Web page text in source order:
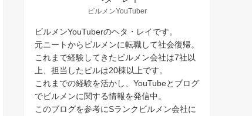
ビルメンYouTuber
ビルメンYouTuberのヘタ・レイです。
元ニートからビルメンに転職して社会復帰。
これまで経験してきたビルメン会社は7社以
上、担当したビルは20棟以上です。
これまでの経験を活かし、YouTubeとブログ
でビルメンに関する情報を発信中。
このブログを参考にSランクビルメン会社に